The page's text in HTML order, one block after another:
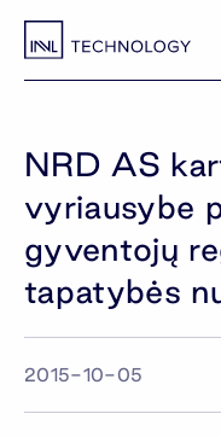
NRD AS
vyriausybe
gyventojų
tapatybės
2015-10-05